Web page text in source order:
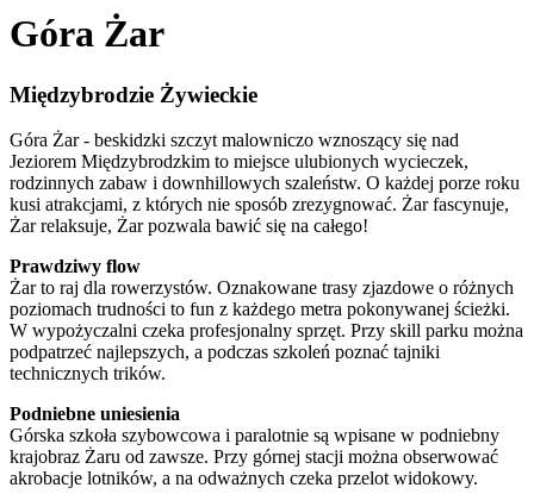
Góra Żar
Międzybrodzie Żywieckie
Góra Żar - beskidzki szczyt malowniczo wznoszący się nad
Jeziorem Międzybrodzkim to miejsce ulubionych wycieczek,
rodzinnych zabaw i downhillowych szaleństw. O każdej porze roku
kusi atrakcjami, z których nie sposób zrezygnować. Żar fascynuje,
Żar relaksuje, Żar pozwala bawić się na całego!
Prawdziwy flow
Żar to raj dla rowerzystów. Oznakowane trasy zjazdowe o różnych
poziomach trudności to fun z każdego metra pokonywanej ścieżki.
W wypożyczalni czeka profesjonalny sprzęt. Przy skill parku można
podpatrzeć najlepszych, a podczas szkoleń poznać tajniki
technicznych trików.
Podniebne uniesienia
Górska szkoła szybowcowa i paralotnie są wpisane w podniebny
krajobraz Żaru od zawsze. Przy górnej stacji można obserwować
akrobacje lotników, a na odważnych czeka przelot widokowy.